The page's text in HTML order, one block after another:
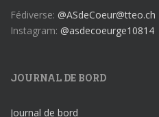
Fédiverse: @ASdeCoeur@tteo.ch
Instagram: @asdecoeurge10814
JOURNAL DE BORD
Journal de bord